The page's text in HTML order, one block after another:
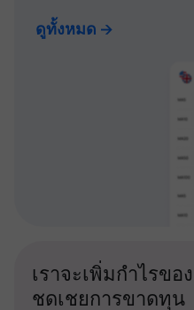
ดูทั้งหมด
เราจะเพิ่มกำไรข
ชดเชยการขาดทุน